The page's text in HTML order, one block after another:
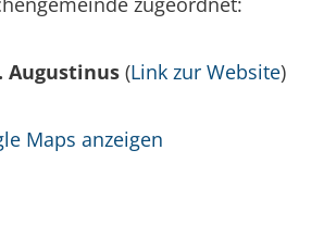
Augustinus (Link zur Website)
Maps anzeigen